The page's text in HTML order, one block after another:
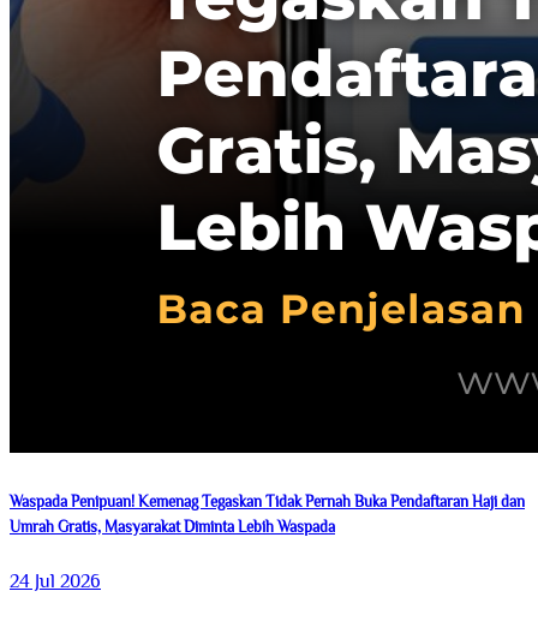
Waspada Penipuan! Kemenag Tegaskan Tidak Pernah Buka Pendaftaran Haji dan
Umrah Gratis, Masyarakat Diminta Lebih Waspada
24 Jul 2026